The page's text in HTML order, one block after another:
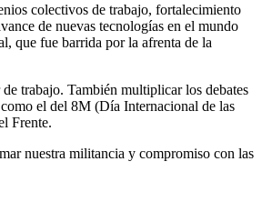
colectivos de trabajo, fortalecimiento
de nuevas tecnologías en el mundo
que fue barrida por la afrenta de la
trabajo. También multiplicar los debates
el del 8M (Día Internacional de las
Frente.
nuestra militancia y compromiso con las